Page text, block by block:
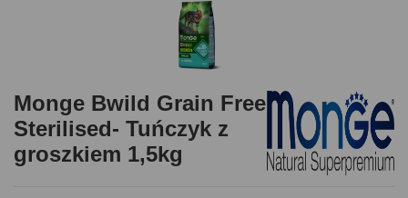
Monge Bwild Grain Free
Sterilised- Tuńczyk z
groszkiem 1,5kg